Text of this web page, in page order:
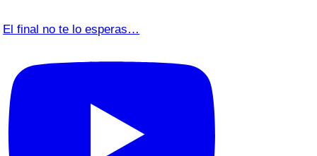
El final no te lo esperas…